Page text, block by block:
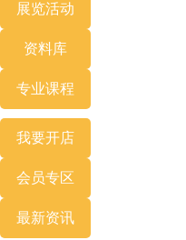
展览活动
资料库
专业课程
我要开店
会员专区
最新资讯